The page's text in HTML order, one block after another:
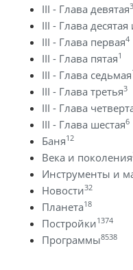
III - Глава девятая3
III - Глава
III - Глава первая4
III - Глава пятая1
III - Глава седьмая
III - Глава третья3
III - Глава
III - Глава шестая6
Баня12
Века и поколения
Инструменты и
Новости32
Планета18
Постройки1374
Программы8538